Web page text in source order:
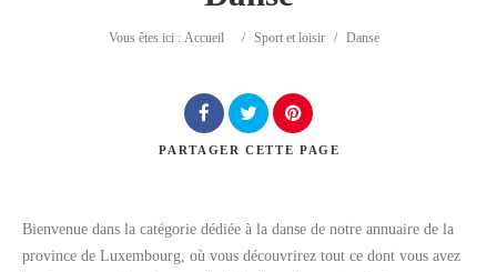
CatégorieVous êtes ici : Accueil / Sport et loisir / Danse
PARTAGER CETTE PAGE
Bienvenue dans la catégorie dédiée à la danse de notre annuaire de la
province de Luxembourg, où vous découvrirez tout ce dont vous avez